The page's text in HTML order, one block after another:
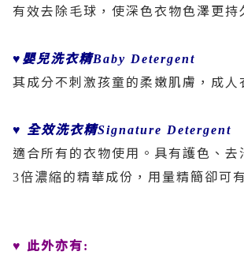
有效去除毛球，使深色衣物色澤更持
♥嬰兒洗衣精Baby Detergent
其成分不刺激孩童的柔嫩肌膚，成人
♥ 全效洗衣精Signature Detergent
適合所有的衣物使用。具有護色、去
3倍濃縮的精華成份，用量精簡卻可
♥ 此外亦有: